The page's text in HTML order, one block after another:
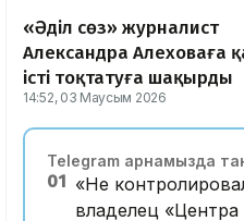
«Әділ сөз» журналист
Александра Алеховаға
істі тоқтатуға шақырды
14:52, 03 Маусым 2026
Telegram арнамызда
01 «Не
владелец